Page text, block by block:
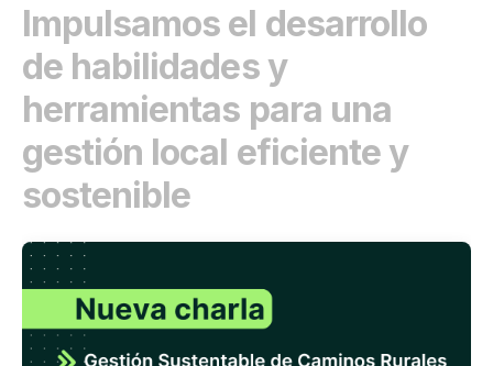
Impulsamos el desarrollo
de habilidades y
herramientas para una
gestión local eficiente y
sostenible